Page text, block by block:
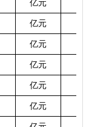
亿元
亿元
亿元
亿元
亿元
亿元